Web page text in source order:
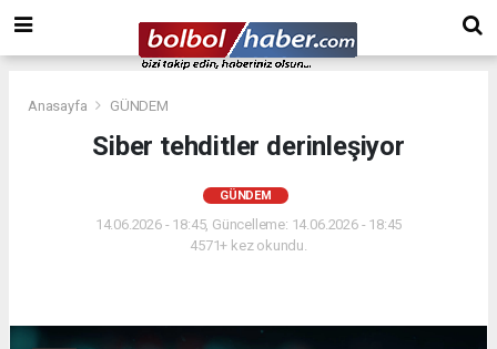
Anasayfa GÜNDEM
Siber tehditler derinleşiyor
GÜNDEM
14.06.2026 - 18:45, Güncelleme: 14.06.2026 - 18:45
4571+ kez okundu.